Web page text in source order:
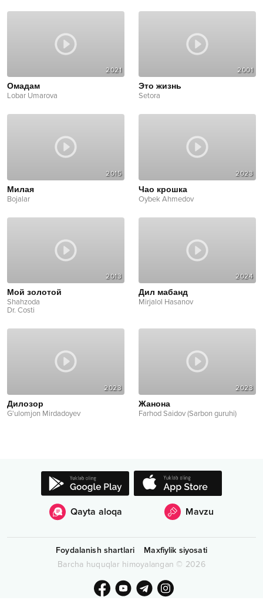
2021
Омадам
Lobar Umarova
2001
Это жизнь
Setora
2015
Милая
Bojalar
2023
Чао крошка
Oybek Ahmedov
2013
Мой золотой
Shahzoda
Dr. Costi
2024
Дил мабанд
Mirjalol Hasanov
2023
Дилозор
G'ulomjon Mirdadoyev
2023
Жанона
Farhod Saidov (Sarbon guruhi)
Qayta aloqa Mavzu
Foydalanish shartlari
Maxfiylik siyosati
Barcha huquqlar himoyalangan © 2026